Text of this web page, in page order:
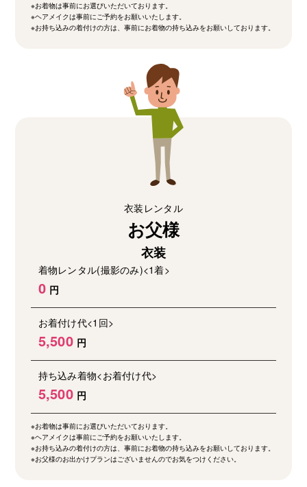
※お着物は事前にお選びいただいております。
※ヘアメイクは事前にご予約をお願いいたします。
※お持ち込みの着付けの方は、事前にお着物の持ち込みをお願いしております。
衣装レンタル
お父様
衣装
着物レンタル(撮影のみ)<1着>
0
お着付け代<1回>
5,500
持ち込み着物<お着付け代>
5,500
※お着物は事前にお選びいただいております。
※ヘアメイクは事前にご予約をお願いいたします。
※お持ち込みの着付けの方は、事前にお着物の持ち込みをお願いしております。
※お父様のお出かけプランはございませんのでお気をつけください。